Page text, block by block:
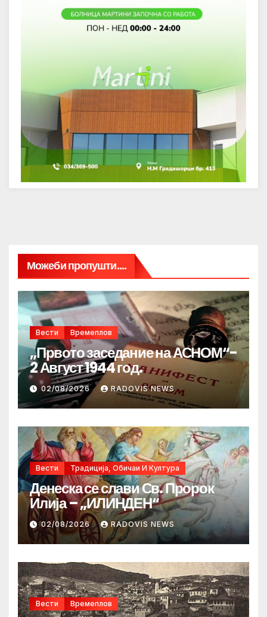
Можеби пропушти....
Вести Времеплов
„Првото заседание на АСНОМ“-
2 Август 1944 год.
02/08/2026 RADOVIS NEWS
Вести Традиција, Обичаи И Култура
Денеска се слави Св. Пророк
Илија – „ИЛИНДЕН“
02/08/2026 RADOVIS NEWS
Вести Времеплов